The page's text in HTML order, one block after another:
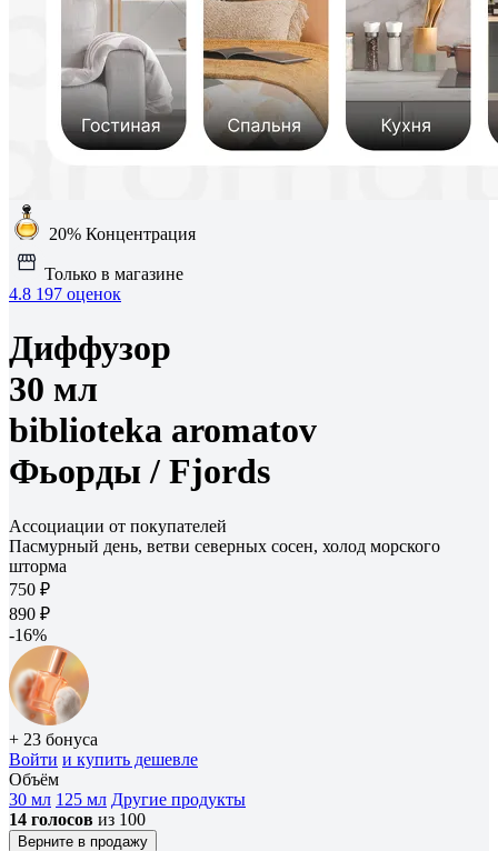
20% Концентрация
Только в магазине
4.8 197 оценок
Диффузор
30 мл
biblioteka aromatov
Фьорды / Fjords
Ассоциации от покупателей
Пасмурный день, ветви северных сосен, холод морского
шторма
750 ₽
890 ₽
-16%
+ 23 бонуса
Войти и купить дешевле
Объём
30 мл 125 мл Другие продукты
14 голосов из 100
Верните в продажу